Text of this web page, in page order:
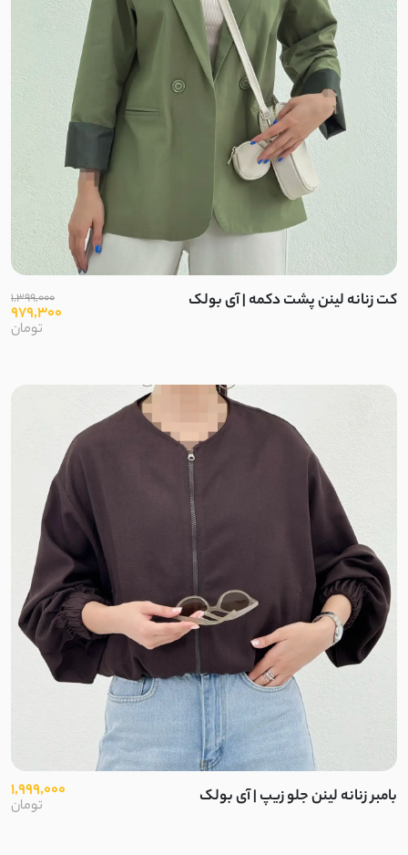
برزنتی
لینن سنگشور
نخی کوک دوزی
ابریشم
کتان لینن
بافت ظریف
بافت
مخمل کبریتی
سانتانا
سوپر سانتانا
کتان زارا
سوییت
موهر کم پرز
ضدآب دارای آستر
ضد آب
کت زنانه لینن پشت دکمه | آی بولک 1,399,000
979,300
تومان
بامبر زنانه لینن جلو زیپ | آی بولک 1,999,000
تومان